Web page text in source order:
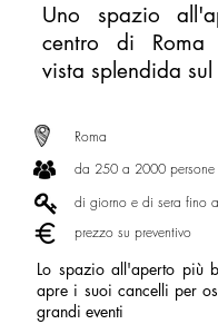
Uno spazio
centro di
vista splendida
Roma
da 250 a 2000 persone
di giorno e di sera fino
prezzo su preventivo
Lo spazio all'aperto più
apre i suoi cancelli per
grandi eventi